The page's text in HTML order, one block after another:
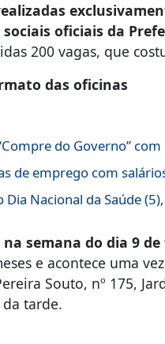
oficiais da
200 vagas, que
das oficinas
do Governo”
de emprego com
Nacional da Saúde
semana do dia 9
e acontece uma
Souto, nº 175,
tarde.